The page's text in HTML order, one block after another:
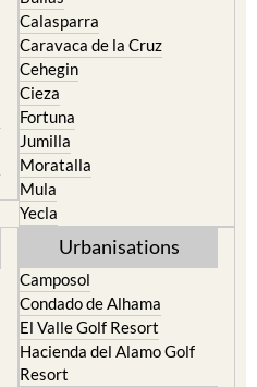
Calasparra
Caravaca de la Cruz
Cehegin
Cieza
Fortuna
Jumilla
Moratalla
Mula
Yecla
Urbanisations
Camposol
Condado de Alhama
El Valle Golf Resort
Hacienda del Alamo Golf
Resort